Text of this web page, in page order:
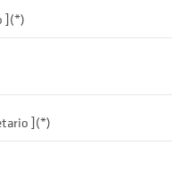
](*)
](*)